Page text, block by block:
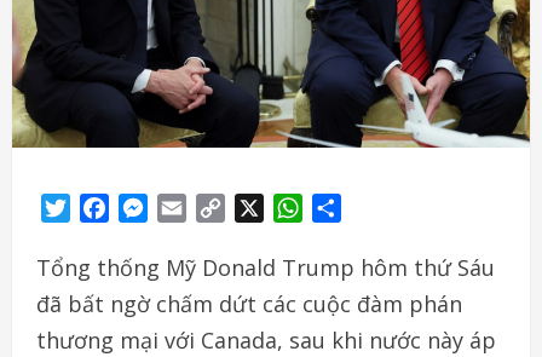
TwitterFacebookMessenger
Email
Copy
WhatsApp
Tổng thống Mỹ Donald Trump hôm thứ Sáu
đã bất ngờ chấm dứt các cuộc đàm phán
thương mại với Canada, sau khi nước này áp